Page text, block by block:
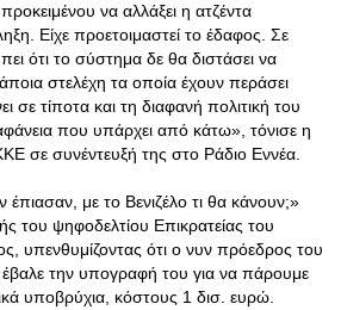
να αλλάξει η ατζέντα
Είχε προετοιμαστεί το έδαφος. Σε
ότι το σύστημα δε θα διστάσει να
στελέχη τα οποία έχουν περάσει
σε τίποτα και τη διαφανή πολιτική του
που υπάρχει από κάτω», τόνισε η
σε συνέντευξή της στο Ράδιο Εννέα.
με το Βενιζέλο τι θα κάνουν;»
του ψηφοδελτίου Επικρατείας του
υπενθυμίζοντας ότι ο νυν πρόεδρος του
την υπογραφή του για να πάρουμε
υποβρύχια, κόστους 1 δισ. ευρώ.